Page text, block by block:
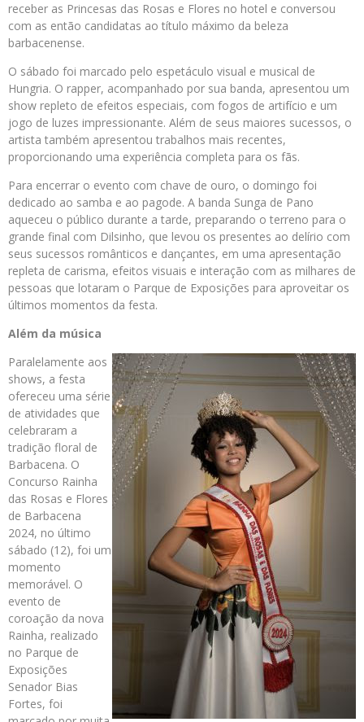
receber as Princesas das Rosas e Flores no hotel e conversou
com as então candidatas ao título máximo da beleza
barbacenense.
O sábado foi marcado pelo espetáculo visual e musical de
Hungria. O rapper, acompanhado por sua banda, apresentou um
show repleto de efeitos especiais, com fogos de artifício e um
jogo de luzes impressionante. Além de seus maiores sucessos, o
artista também apresentou trabalhos mais recentes,
proporcionando uma experiência completa para os fãs.
Para encerrar o evento com chave de ouro, o domingo foi
dedicado ao samba e ao pagode. A banda Sunga de Pano
aqueceu o público durante a tarde, preparando o terreno para o
grande final com Dilsinho, que levou os presentes ao delírio com
seus sucessos românticos e dançantes, em uma apresentação
repleta de carisma, efeitos visuais e interação com as milhares de
pessoas que lotaram o Parque de Exposições para aproveitar os
últimos momentos da festa.
Além da música
Paralelamente aos
shows, a festa
ofereceu uma série
de atividades que
celebraram a
tradição floral de
Barbacena. O
Concurso Rainha
das Rosas e Flores
de Barbacena
2024, no último
sábado (12), foi um
momento
memorável. O
evento de
coroação da nova
Rainha, realizado
no Parque de
Exposições
Senador Bias
Fortes, foi